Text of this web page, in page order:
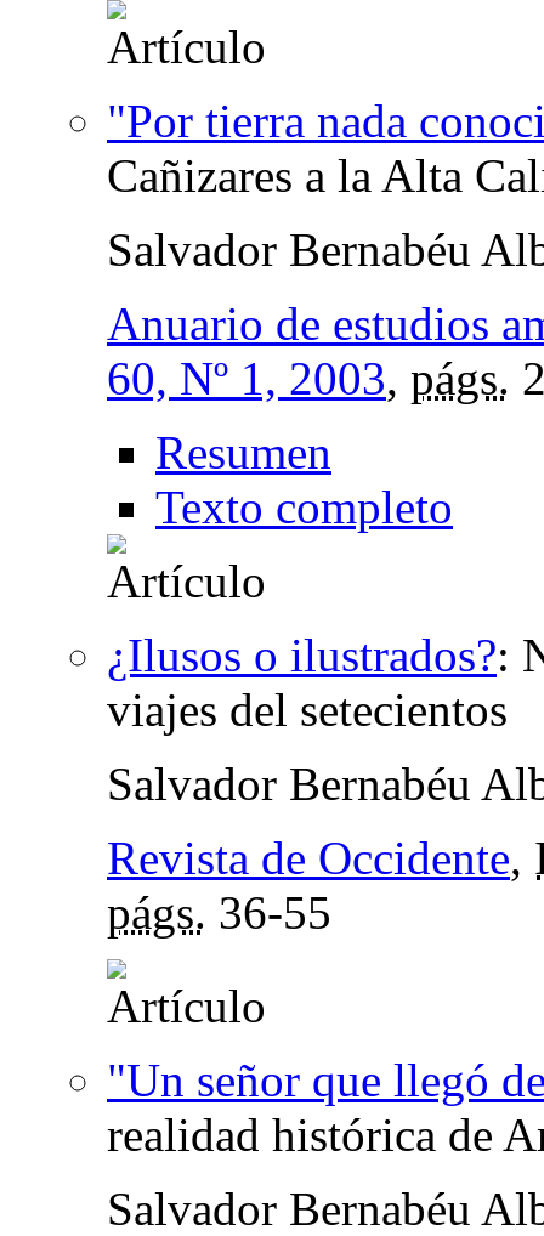
"Por tierra nada
Cañizares a la Alta
Salvador Bernabéu
Anuario de estudios
60, Nº 1, 2003, págs.
Resumen
Texto completo
¿Ilusos o ilustrados?:
viajes del setecientos
Salvador Bernabéu
Revista de Occidente,
págs. 36-55
"Un señor que llegó
realidad histórica de
Salvador Bernabéu